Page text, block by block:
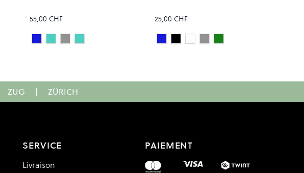
55,00 CHF
Colour
NavySeafoam
Stainless Steel
RIDGELINE
25,00 CHF
Colour
Royal Blue
BlackWhiteStainless Steel
VENOM
ZUG | ZÜRICH
SERVICE
Livraison
PAIEMENT